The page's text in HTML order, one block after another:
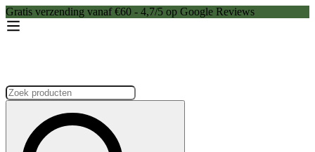
Gratis verzending vanaf €60 - 4,7/5 op Google Reviews
Zoeken: